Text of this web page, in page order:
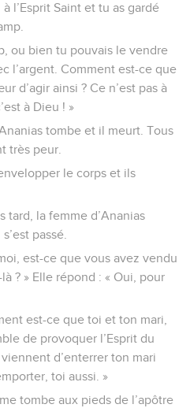
l’Esprit Saint et tu as gardé
ou bien tu pouvais le vendre
l’argent. Comment est-ce que
d’agir ainsi ? Ce n’est pas à
à Dieu ! »
tombe et il meurt. Tous
très peur.
le corps et ils
tard, la femme d’Ananias
passé.
est-ce que vous avez vendu
? » Elle répond : « Oui, pour
est-ce que toi et ton mari,
de provoquer l’Esprit du
d’enterrer ton mari
toi aussi. »
tombe aux pieds de l’apôtre